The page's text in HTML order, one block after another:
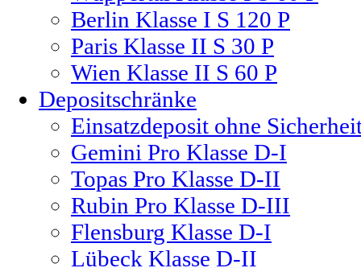
Berlin Klasse I S 120 P
Paris Klasse II S 30 P
Wien Klasse II S 60 P
Depositschränke
Einsatzdeposit ohne
Gemini Pro Klasse D-I
Topas Pro Klasse D-II
Rubin Pro Klasse D-III
Flensburg Klasse D-I
Lübeck Klasse D-II